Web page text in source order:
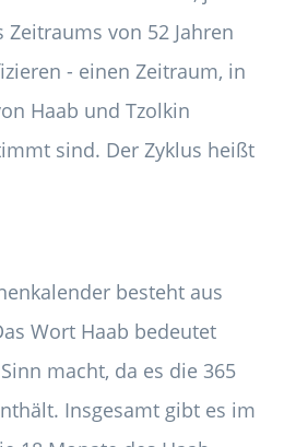
von 52 Jahren
- einen Zeitraum, in
Haab und Tzolkin
sind. Der Zyklus heißt
besteht aus
Wort Haab bedeutet
macht, da es die 365
Insgesamt gibt es im